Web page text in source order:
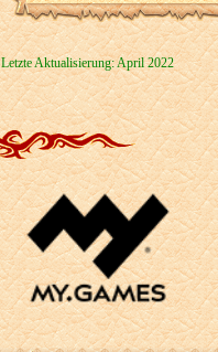
Letzte Aktualisierung: April 2022